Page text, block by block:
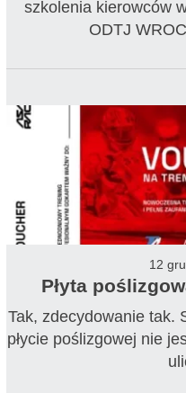
szkolenia kierowców
ODTJ
12
Płyta
Tak, zdecydowanie tak.
płycie poślizgowej nie